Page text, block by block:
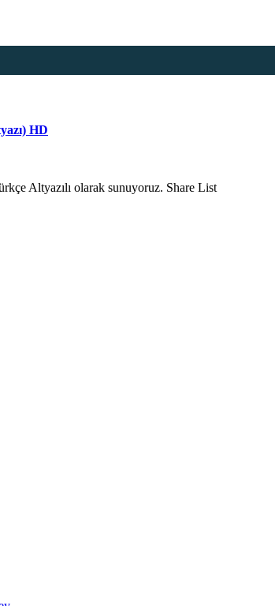
HD
Altyazılı olarak sunuyoruz. Share List